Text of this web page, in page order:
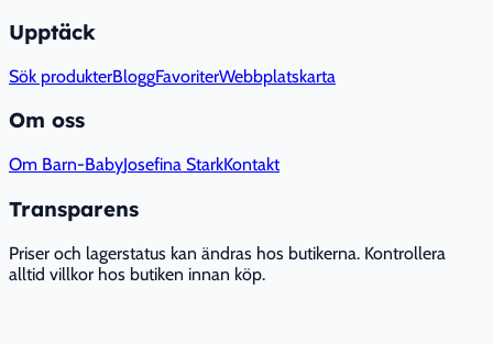
Upptäck
Sök produkterBloggFavoriterWebbplatskarta
Om oss
Om Barn-BabyJosefina StarkKontakt
Transparens
Priser och lagerstatus kan ändras hos butikerna. Kontrollera
alltid villkor hos butiken innan köp.